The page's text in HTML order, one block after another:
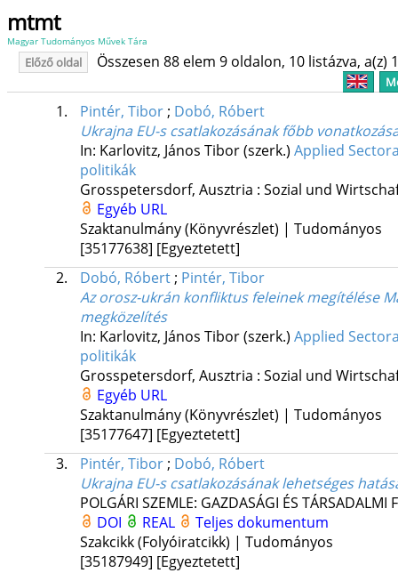
mtmt
Magyar Tudományos Művek Tára
Előző oldal Összesen 88 elem 9 oldalon, 10 listázva, a(z)
1. Pintér, Tibor; Dobó, Róbert
Ukrajna EU-s csatlakozásának főbb
In: Karlovitz, János Tibor (szerk.) Applied
politikák
Grosspetersdorf, Ausztria : Sozial und
Egyéb URL
Szaktanulmány (Könyvrészlet) | Tudományos
[35177638] [Egyeztetett]
2.
Dobó, Róbert; Pintér, Tibor
Az orosz-ukrán konfliktus feleinek megítélése
megközelítés
In: Karlovitz, János Tibor (szerk.) Applied
politikák
Grosspetersdorf, Ausztria : Sozial und
Egyéb URL
Szaktanulmány (Könyvrészlet) | Tudományos
[35177647] [Egyeztetett]
3.
Pintér, Tibor; Dobó, Róbert
Ukrajna EU-s csatlakozásának lehetséges
POLGÁRI SZEMLE: GAZDASÁGI ÉS TÁRSADALMI
DOI
REAL
Teljes dokumentum
Szakcikk (Folyóiratcikk) | Tudományos
[35187949] [Egyeztetett]